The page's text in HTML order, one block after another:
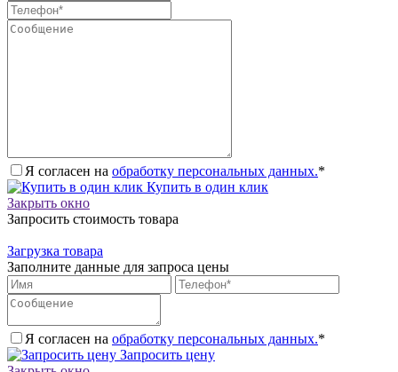
Я согласен на обработку персональных данных.*
Купить в один клик
Закрыть окно
Запросить стоимость товара
Загрузка товара
Заполните данные для запроса цены
Я согласен на обработку персональных данных.*
Запросить цену